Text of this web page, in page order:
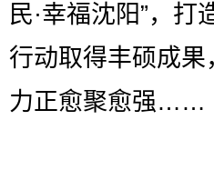
民·幸福沈阳”，打
行动取得丰硕成
力正愈聚愈强……